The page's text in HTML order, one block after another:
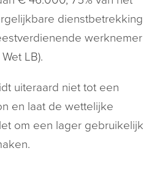
dienstbetrekking
werknemer
LB).
uiteraard niet tot een
en laat de wettelijke
om een lager gebruikelijk